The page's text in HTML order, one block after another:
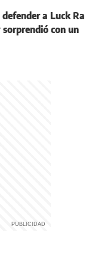
a Luck Ra
con un